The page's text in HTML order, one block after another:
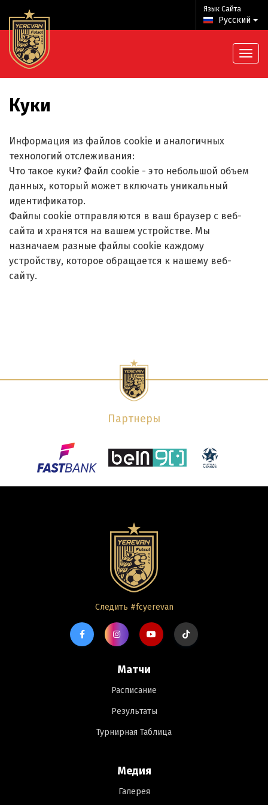
Язык Сайта
Русский
Куки
Информация из файлов cookie и аналогичных
технологий отслеживания:
Что такое куки? Файл cookie - это небольшой объем
данных, который может включать уникальный
идентификатор.
Файлы cookie отправляются в ваш браузер с веб-
сайта и хранятся на вашем устройстве. Мы
назначаем разные файлы cookie каждому
устройству, которое обращается к нашему веб-
сайту.
Партнеры
Следить #fcyerevan
Матчи
Расписание
Результаты
Турнирная Таблица
Медия
Галерея